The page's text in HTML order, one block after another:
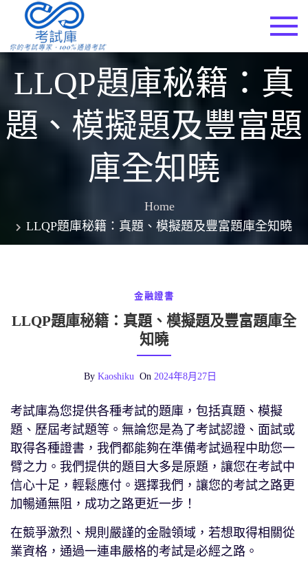
content
LLQP題庫秘籍：真
題、模擬題及豐富題
庫全知曉
Home
LLQP題庫秘籍：真題、模擬題及豐富題庫全知曉
金融證書
LLQP題庫秘籍：真題、模擬題及豐富題庫全
知曉
By Kaoshiku On 2024年8月27日
考試庫為您提供各種考試的題庫，包括真題、模擬
題、歷屆考試題等。無論您是為了考試認證、面試或
取得各種證書，我們都能夠在準備考試過程中助您一
臂之力。我們提供的題目大多是原題，讓您在考試中
信心十足，輕鬆應付。選擇我們，讓您的考試之路更
加暢通無阻，成功之路更近一步！
在競爭激烈、規則嚴謹的金融領域，若想取得相關從
業資格，通過一連串嚴格的考試是必經之路。